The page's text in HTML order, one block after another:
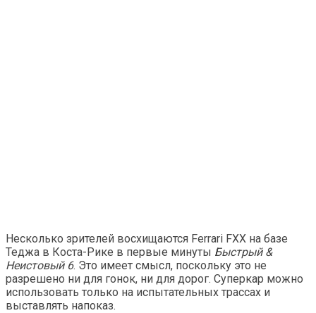
Несколько зрителей восхищаются Ferrari FXX на базе
Теджа в Коста-Рике в первые минуты Быстрый &
Неистовый 6. Это имеет смысл, поскольку это не
разрешено ни для гонок, ни для дорог. Суперкар можно
использовать только на испытательных трассах и
выставлять напоказ.